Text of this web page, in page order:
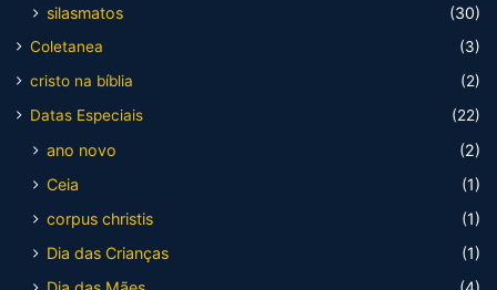
silasmatos
(30)
Coletanea
(3)
cristo na bíblia
(2)
Datas Especiais
(22)
ano novo
(2)
Ceia
(1)
corpus christis
(1)
Dia das Crianças
(1)